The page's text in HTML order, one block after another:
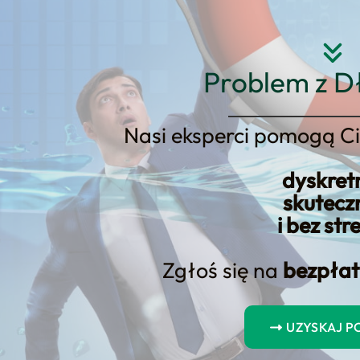
Problem z
Nasi eksperci pomogą
i bez
Zgłoś się na
UZYSKAJ
Strona główna O nas
Opanowanie zwolnień z